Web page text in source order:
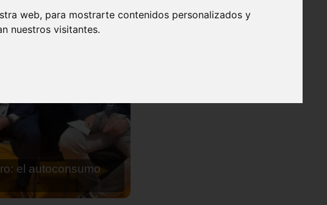
web, para mostrarte contenidos personalizados y
nuestros visitantes.
de agua para